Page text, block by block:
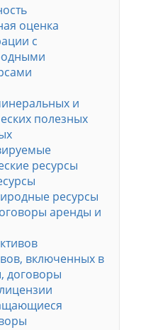
оценка
с
и
полезных
ресурсы
ресурсы
аренды и
включенных в
договоры